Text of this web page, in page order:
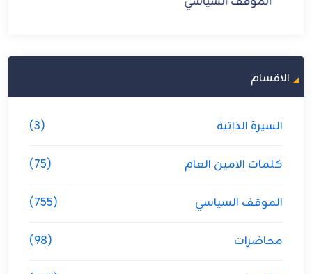
الموقف السياسي
الاقسام
السيرة الذاتية (3)
كلمات الامين العام (75)
الموقف السياسي (755)
محاضرات (98)